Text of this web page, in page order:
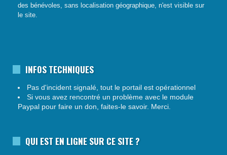
des bénévoles, sans localisation géographique, n'est visible sur
le site.
INFOS TECHNIQUES
Pas d'incident signalé, tout le portail est opérationnel
Si vous avez rencontré un problème avec le module
Paypal pour faire un don, faites-le savoir. Merci.
QUI EST EN LIGNE SUR CE SITE ?